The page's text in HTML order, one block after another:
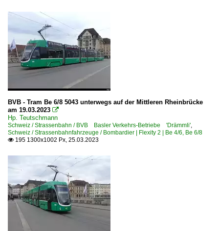
BVB - Tram Be 6/8 5043 unterwegs auf der Mittleren Rheinbrücke
am 19.03.2023 
Hp. Teutschmann
Schweiz / Strassenbahn / BVB Basler Verkehrs-Betriebe 'Drämmli',
Schweiz / Strassenbahnfahrzeuge / Bombardier | Flexity 2 | Be 4/6, Be 6/8
 195 1300x1002 Px, 25.03.2023